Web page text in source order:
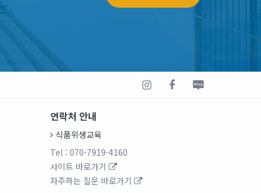
연락처 안내
식품위생교육
Tel : 070-7919-4160
사이트 바로가기
자주하는 질문 바로가기